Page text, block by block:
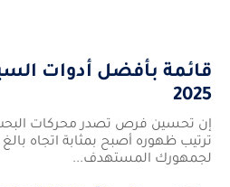
قائمة بأفضل أدوات
2025
إن تحسين فرص تصدر محركات
ترتيب ظهوره أصبح بمثابة اتجاه
لجمهورك المستهدف...